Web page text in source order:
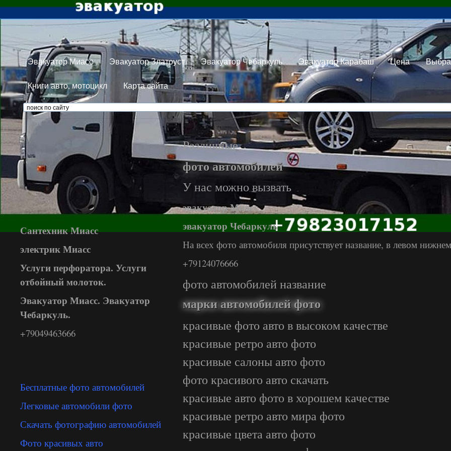
Эвакуатор Миасс Эвакуатор Златоуст Эвакуатор Чебаркуль Эвакуатор Карабаш Цена
Книги авто, мотоцикл Карта сайта
Сантехник Миасс
электрик Миасс
Услуги перфоратора. Услуги
отбойный молоток.
Эвакуатор Миасс. Эвакуатор
Чебаркуль.
+79049463666
Бесплатные фото автомобилей
Легковые автомобили фото
Скачать фотографию автомобилей
Фото красивых авто
Различные
фото автомобилей
У нас можно вызвать
эвакуатор Миасс
эвакуатор Чебаркуль
На всех фото автомобиля присутствует название, в левом
+79124076666
фото автомобилей название
марки автомобилей фото
красивые фото авто в высоком качестве
красивые ретро авто фото
красивые салоны авто фото
фото красивого авто скачать
красивые авто фото в хорошем качестве
красивые ретро авто мира фото
красивые цвета авто фото